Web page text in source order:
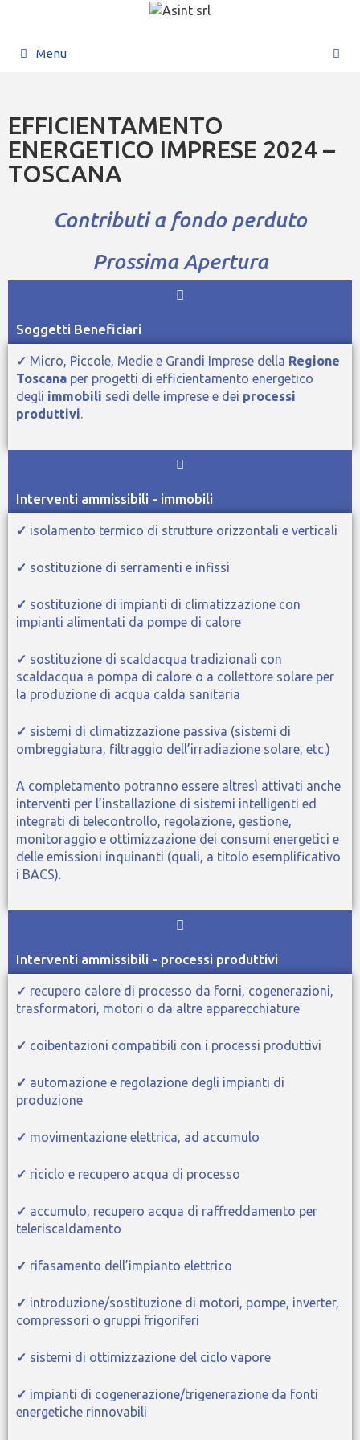
Menu
EFFICIENTAMENTO
ENERGETICO IMPRESE 2024 –
TOSCANA
Contributi a fondo perduto
Prossima Apertura
Soggetti Beneficiari
✓ Micro, Piccole, Medie e Grandi Imprese della Regione
Toscana per progetti di efficientamento energetico
degli immobili sedi delle imprese e dei processi
produttivi.
Interventi ammissibili - immobili
✓ isolamento termico di strutture orizzontali e verticali
✓ sostituzione di serramenti e infissi
✓ sostituzione di impianti di climatizzazione con
impianti alimentati da pompe di calore
✓ sostituzione di scaldacqua tradizionali con
scaldacqua a pompa di calore o a collettore solare per
la produzione di acqua calda sanitaria
✓ sistemi di climatizzazione passiva (sistemi di
ombreggiatura, filtraggio dell’irradiazione solare, etc.)
A completamento potranno essere altresì attivati anche
interventi per l’installazione di sistemi intelligenti ed
integrati di telecontrollo, regolazione, gestione,
monitoraggio e ottimizzazione dei consumi energetici e
delle emissioni inquinanti (quali, a titolo esemplificativo
i BACS).
Interventi ammissibili - processi produttivi
✓ recupero calore di processo da forni, cogenerazioni,
trasformatori, motori o da altre apparecchiature
✓ coibentazioni compatibili con i processi produttivi
✓ automazione e regolazione degli impianti di
produzione
✓ movimentazione elettrica, ad accumulo
✓ riciclo e recupero acqua di processo
✓ accumulo, recupero acqua di raffreddamento per
teleriscaldamento
✓ rifasamento dell’impianto elettrico
✓ introduzione/sostituzione di motori, pompe, inverter,
compressori o gruppi frigoriferi
✓ sistemi di ottimizzazione del ciclo vapore
✓ impianti di cogenerazione/trigenerazione da fonti
energetiche rinnovabili